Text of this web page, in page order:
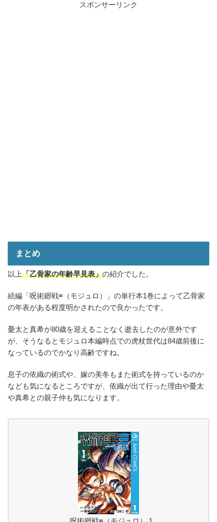
スポンサーリンク
まとめ
以上「乙骨家の年齢早見表」の紹介でした。
続編「呪術廻戦≡（モジュロ）」の単行本1巻によって乙骨家
の年表がある程度明かされたので良かったです。
憂太と真希が80歳を迎えることなく逝去したのが意外です
が、そうなるとモジュロ本編時点での虎杖世代は84歳前後に
なっているのでかなり高齢ですね。
息子の依織の術式や、嫁の美冬もまた術式を持っているのか
なども気になるところですが、依織が出て行った理由や憂太
や真希との親子仲も気になります。